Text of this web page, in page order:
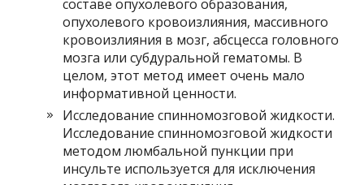
составе опухолевого образования,
опухолевого кровоизлияния, массивного
кровоизлияния в мозг, абсцесса головного
мозга или субдуральной гематомы. В
целом, этот метод имеет очень мало
информативной ценности.
Исследование спинномозговой жидкости.
Исследование спинномозговой жидкости
методом люмбальной пункции при
инсульте используется для исключения